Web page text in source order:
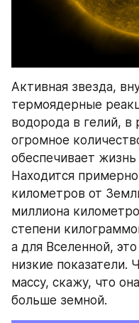
Активная звезда,
термоядерные
водорода в гелий, в
огромное
обеспечивает
Находится
километров от
миллиона
степени
а для Вселенной,
низкие показатели.
массу, скажу, что
больше земной.